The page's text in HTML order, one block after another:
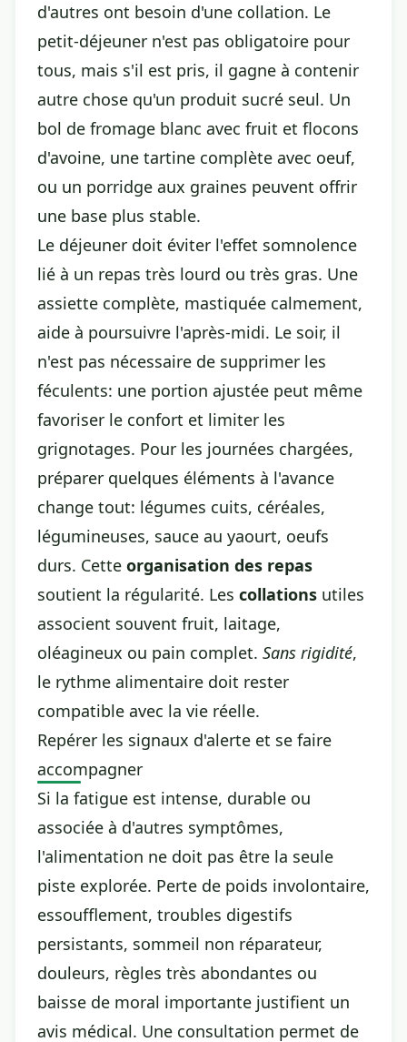
d'autres ont besoin d'une collation. Le
petit-déjeuner n'est pas obligatoire pour
tous, mais s'il est pris, il gagne à contenir
autre chose qu'un produit sucré seul. Un
bol de fromage blanc avec fruit et flocons
d'avoine, une tartine complète avec oeuf,
ou un porridge aux graines peuvent offrir
une base plus stable.
Le déjeuner doit éviter l'effet somnolence
lié à un repas très lourd ou très gras. Une
assiette complète, mastiquée calmement,
aide à poursuivre l'après-midi. Le soir, il
n'est pas nécessaire de supprimer les
féculents: une portion ajustée peut même
favoriser le confort et limiter les
grignotages. Pour les journées chargées,
préparer quelques éléments à l'avance
change tout: légumes cuits, céréales,
légumineuses, sauce au yaourt, oeufs
durs. Cette organisation des repas
soutient la régularité. Les collations utiles
associent souvent fruit, laitage,
oléagineux ou pain complet. Sans rigidité,
le rythme alimentaire doit rester
compatible avec la vie réelle.
Repérer les signaux d'alerte et se faire
accompagner
Si la fatigue est intense, durable ou
associée à d'autres symptômes,
l'alimentation ne doit pas être la seule
piste explorée. Perte de poids involontaire,
essoufflement, troubles digestifs
persistants, sommeil non réparateur,
douleurs, règles très abondantes ou
baisse de moral importante justifient un
avis médical. Une consultation permet de